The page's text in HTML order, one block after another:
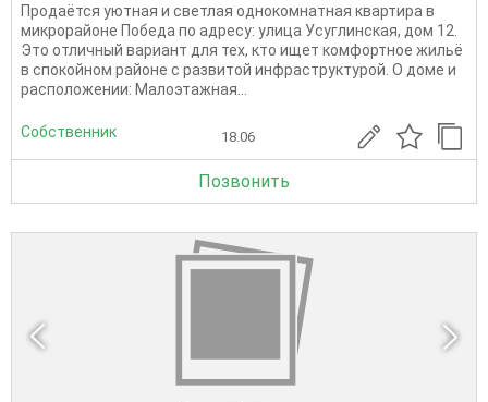
Продаётся уютная и светлая однокомнатная квартира в
микрорайоне Победа по адресу: улица Усуглинская, дом 12.
Это отличный вариант для тех, кто ищет комфортное жильё
в спокойном районе с развитой инфраструктурой. О доме и
расположении: Малоэтажная...
Собственник 18.06
Позвонить